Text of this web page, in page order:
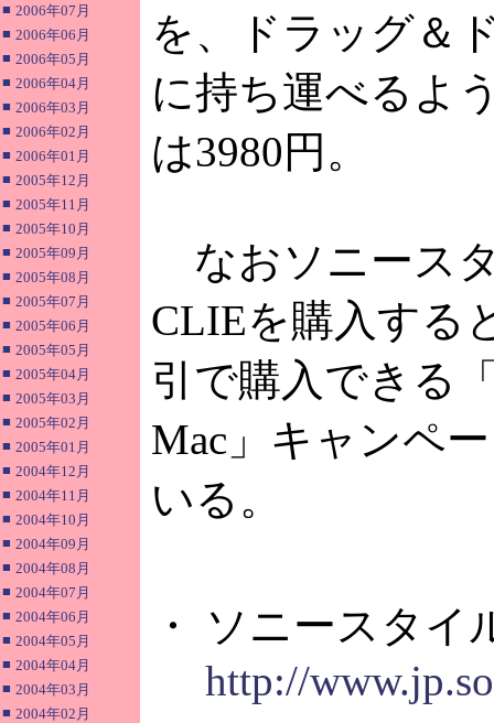
■ 2006年07月
■ 2006年06月
■ 2006年05月
■ 2006年04月
■ 2006年03月
■ 2006年02月
■ 2006年01月
■ 2005年12月
■ 2005年11月
■ 2005年10月
■ 2005年09月
■ 2005年08月
■ 2005年07月
■ 2005年06月
■ 2005年05月
■ 2005年04月
■ 2005年03月
■ 2005年02月
■ 2005年01月
■ 2004年12月
■ 2004年11月
■ 2004年10月
■ 2004年09月
■ 2004年08月
■ 2004年07月
■ 2004年06月
■ 2004年05月
■ 2004年04月
■ 2004年03月
■ 2004年02月
を、ドラッグ＆
に持ち運べるよ
は3980円。
なおソニース
CLIEを購入する
引で購入できる
Mac」キャンペ
いる。
・ ソニースタイ
http://